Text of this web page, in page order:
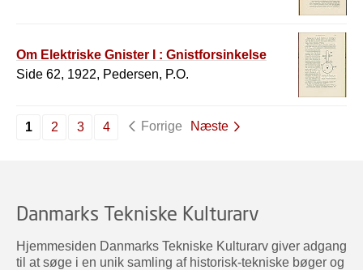
Om Elektriske Gnister I : Gnistforsinkelse
Side 62, 1922, Pedersen, P.O.
1 2 3 4 Forrige Næste
Danmarks Tekniske Kulturarv
Hjemmesiden Danmarks Tekniske Kulturarv giver adgang
til at søge i en unik samling af historisk-tekniske bøger og